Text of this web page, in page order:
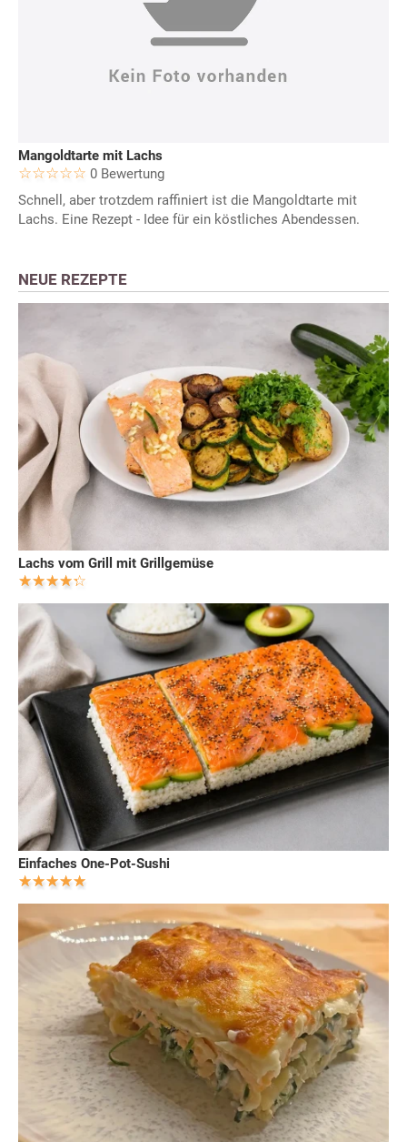
Mangoldtarte mit Lachs
0 Bewertung
Schnell, aber trotzdem raffiniert ist die Mangoldtarte mit
Lachs. Eine Rezept - Idee für ein köstliches Abendessen.
NEUE REZEPTE
Lachs vom Grill mit Grillgemüse
Einfaches One-Pot-Sushi